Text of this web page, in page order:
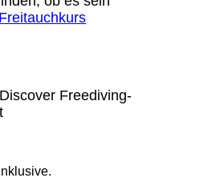
Freitauchkurs
Freediving-